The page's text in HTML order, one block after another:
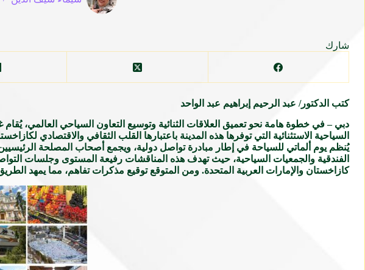
شارك
كتب الدكتور/ عبد الرحيم إبراهيم عبد الواحد
دبي – في خطوة هامة نحو تعميق العلاقات الثنائية وتوسيع التعاون السياحي العالمي،
السياحية الاستثنائية التي توفرها هذه المدينة باعتبارها القلب الثقافي والاقتصادي
يُنظم يوم ألماتي للسياحة في إطار مبادرة تواصل دولية، ويجمع أصحاب المصلحة
الفندقية والجمعيات السياحية، حيث تهدف هذه المناقشات رفيعة المستوى وجلسات
كازاخستان والإمارات العربية المتحدة. ومن المتوقع توقيع مذكرات تفاهم، مما يمهد